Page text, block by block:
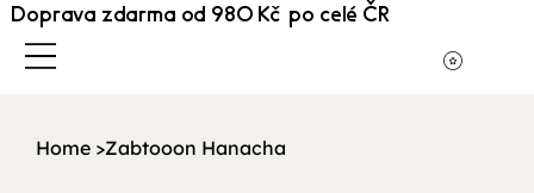
Doprava zdarma od 980 Kč po celé ČR
Home >Zabtooon Hanacha